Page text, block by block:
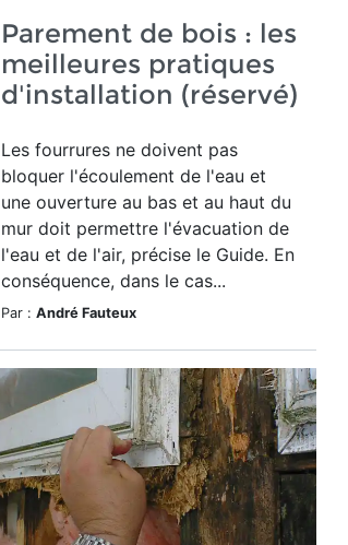
Parement de bois : les
meilleures pratiques
d'installation (réservé)
Les fourrures ne doivent pas
bloquer l'écoulement de l'eau et
une ouverture au bas et au haut du
mur doit permettre l'évacuation de
l'eau et de l'air, précise le Guide. En
conséquence, dans le cas...
Par : André Fauteux